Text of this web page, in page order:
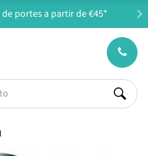
portes a partir de €45*